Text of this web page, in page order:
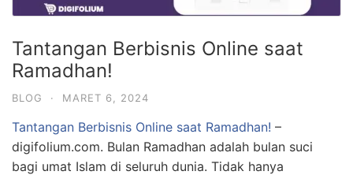
Tantangan Berbisnis Online saat
Ramadhan!
BLOG · MARET 6, 2024
Tantangan Berbisnis Online saat Ramadhan! –
digifolium.com. Bulan Ramadhan adalah bulan suci
bagi umat Islam di seluruh dunia. Tidak hanya